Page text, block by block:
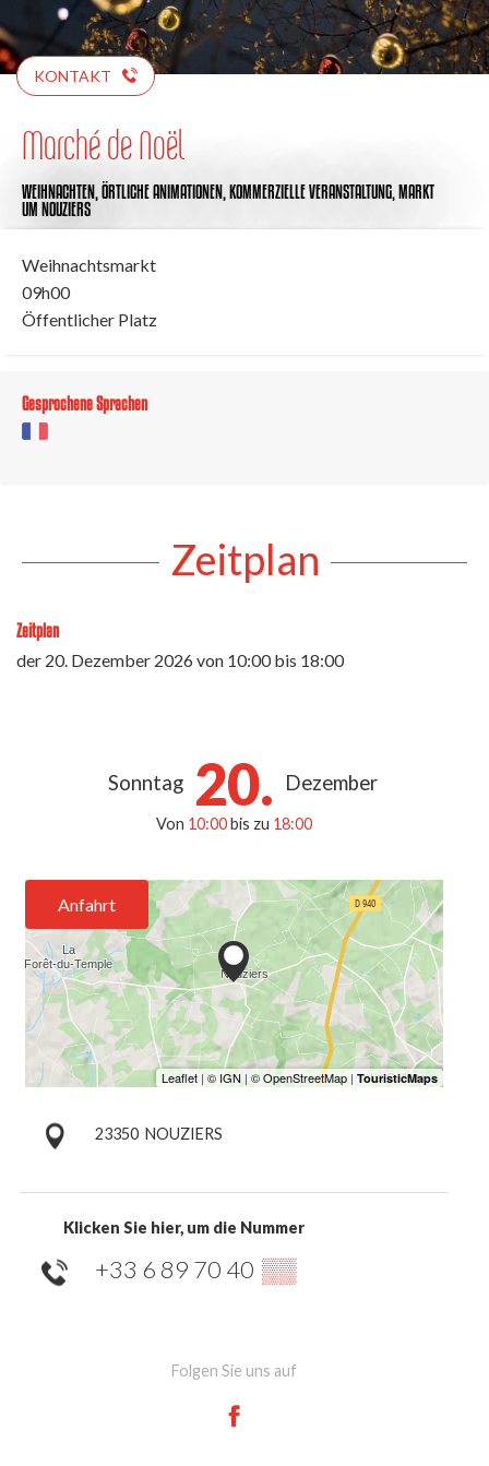
KONTAKT
Marché de Noël
WEIHNACHTEN, ÖRTLICHE ANIMATIONEN, KOMMERZIELLE VERANSTALTUNG, MARKT
UM NOUZIERS
Weihnachtsmarkt
09h00
Öffentlicher Platz
Gesprochene Sprachen
Zeitplan
Zeitplan
der 20. Dezember 2026von 10:00 bis 18:00
Sonntag 20. Dezember
Von 10:00bis zu 18:00
Anfahrt
23350 NOUZIERS
Klicken Sie hier, um die Nummer
+33 6 89 70 40 ▒▒
Folgen Sie uns auf